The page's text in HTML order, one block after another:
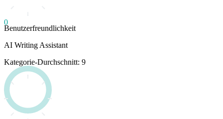
0
Benutzerfreundlichkeit
AI Writing Assistant
Kategorie-Durchschnitt: 9